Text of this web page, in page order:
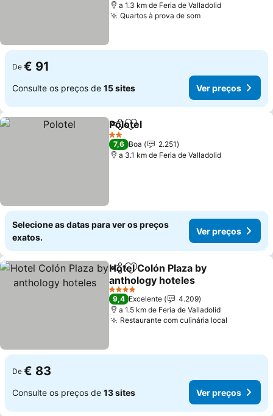
a 1.3 km de Feria de Valladolid
Quartos à prova de som
De € 91
Consulte os preços de 15 sites Ver preços
PartilharAdicionar aos favoritos
Polotel
2 Estrelas
7,6 Boa
2.251
a 3.1 km de Feria de Valladolid
Selecione as datas para ver os preços
exatos.
Ver preços
PartilharAdicionar aos favoritos
Hotel Colón Plaza by
anthology hoteles
4 Estrelas
9,4 Excelente
4.209
a 1.5 km de Feria de Valladolid
Restaurante com culinária local
De € 83
Consulte os preços de 13 sites Ver preços